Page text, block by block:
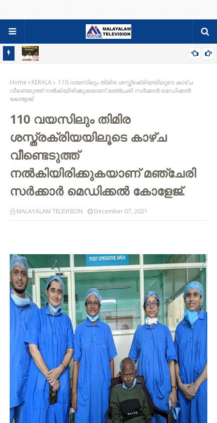
9ന്
Home KERALA
110 വയസിലും തിമിര ശസ്ത്രക്രിയയിലൂടെ കാഴ്ച
വീണ്ടെടുത്ത് നല്‍കിയിരിക്കുകയാണ് മഞ്ചേരി സര്‍ക്കാര്‍ മെഡിക്കല്‍
കോളേജ്.
110 വയസിലും തിമിര
ശസ്ത്രക്രിയയിലൂടെ കാഴ്ച
വീണ്ടെടുത്ത്
നല്‍കിയിരിക്കുകയാണ് മഞ്ചേരി
സര്‍ക്കാര്‍ മെഡിക്കല്‍ കോളേജ്.
MALAYALAM TELEVISION December 07, 2021